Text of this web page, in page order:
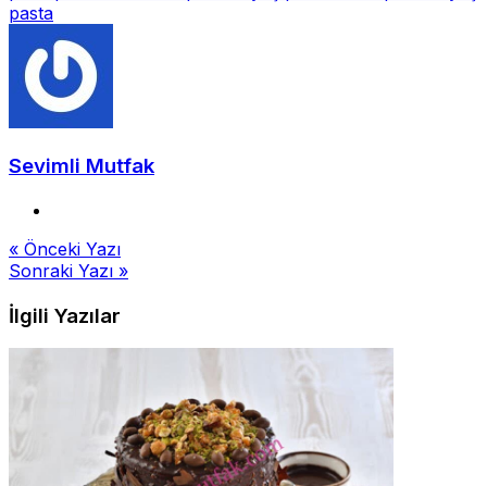
pasta
Sevimli Mutfak
Yazı
gezinmesi
« Önceki Yazı
Sonraki Yazı »
İlgili Yazılar